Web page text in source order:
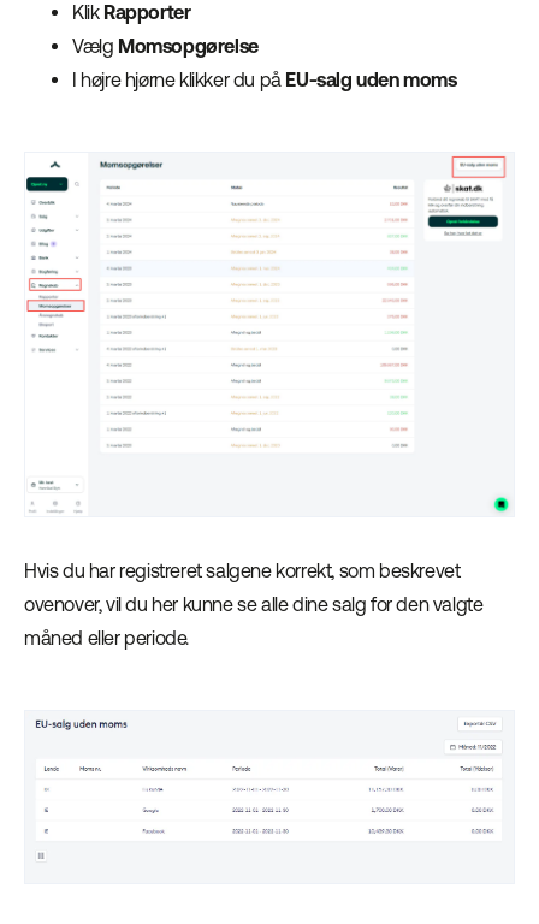
Klik Rapporter
Vælg Momsopgørelse
I højre hjørne klikker du på EU-salg uden moms
Hvis du har registreret salgene korrekt, som beskrevet
ovenover, vil du her kunne se alle dine salg for den valgte
måned eller periode.